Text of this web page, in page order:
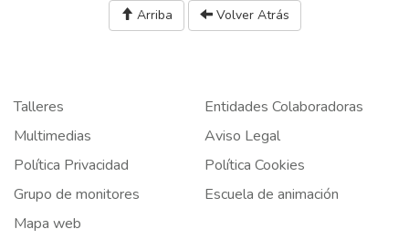
Arriba Volver Atrás
Talleres
Entidades Colaboradoras
Multimedias
Aviso Legal
Política Privacidad
Política Cookies
Grupo de monitores
Escuela de animación
Mapa web